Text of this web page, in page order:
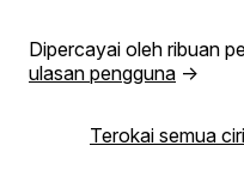
Dipercayai oleh ribuan
ulasan pengguna →
Terokai semua ciri